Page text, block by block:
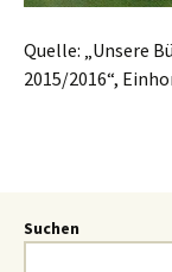
Quelle: „Unsere
2015/2016“,
Suchen